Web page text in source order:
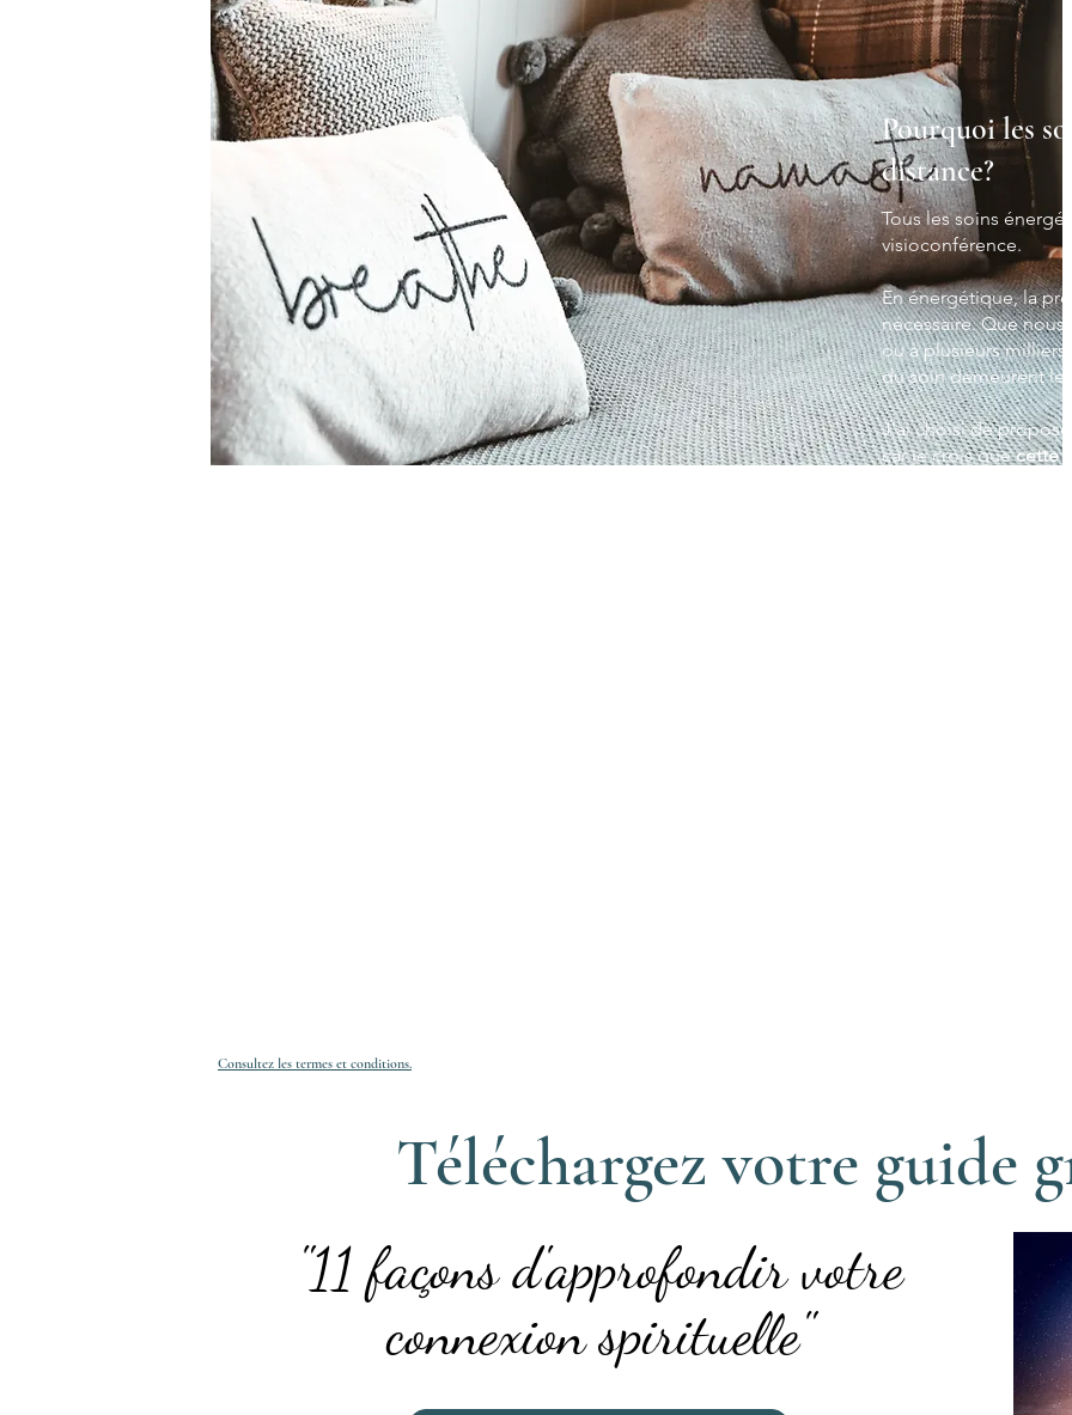
Pourquoi les
distance?
Tous les soins
visioconférence.
En énergétique, la
nécessaire. Que nous
ou à plusieurs milliers
du soin demeurent les
J'ai choisi de
car je crois quecette
Consultez les termes et conditions.
Téléchargez votre guide
"11 façons d'approfondir votre
connexion spirituelle"